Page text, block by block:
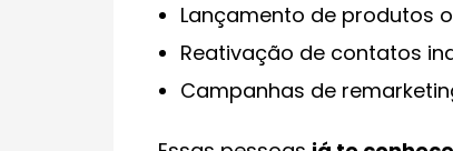
Lançamento de produtos
Reativação de contatos
Campanhas de